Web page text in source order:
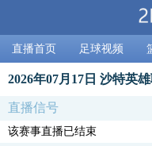
直播首页 足球视频
2026年07月17日 沙特英
直播信号
该赛事直播已结束